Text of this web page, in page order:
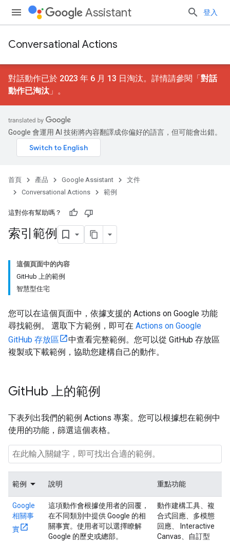
Assistant 登入
Conversational Actions
對話動作已於 2023 年 6 月 13 日淘汰。詳情請參閱「對話
動作已淘汰 」。
Google 會運用 AI 技術將內容翻譯成你偏好的語言，但可能會出錯。
首頁 產品 Google Assistant
文件
Conversational Actions
範例
這對你有幫助嗎？
索引範例
這個頁面中的內容
GitHub 上的範例
智慧型住宅
您可以在這個頁面中，依據支援的 Actions on Google 功能
尋找範例。 選取下方範例，即可在 Actions on Google
GitHub 存放區
中查看完整範例。您可以從 GitHub 存放區
複製或下載範例，協助您建構自己的動作。
GitHub 上的範例
下表列出我們的範例 Actions 專案。您可以根據想在範例中
使用的功能，篩選這個表格。
範例 說明 重點功能
Google
相關事
實
這項動作會根據使用者的回覆，
在不同類別中提供 Google 的相
關事實。使用者可以選擇瞭解
Google 的歷史或總部。
動作建構工具、複
合式回應、多模態
回應、 Interactive
Canvas、自訂型